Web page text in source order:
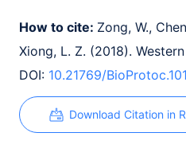
How to cite: Zong, W.,
Xiong, L. Z. (2018).
DOI: 10.21769/
Download Citation in